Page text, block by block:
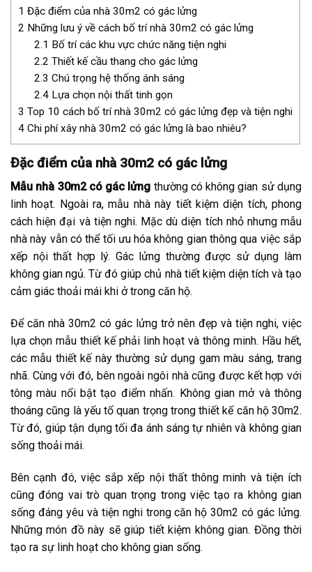
1 Đặc điểm của nhà 30m2 có gác lửng
2 Những lưu ý về cách bố trí nhà 30m2 có gác lửng
2.1 Bố trí các khu vực chức năng tiện nghi
2.2 Thiết kế cầu thang cho gác lửng
2.3 Chú trọng hệ thống ánh sáng
2.4Lựa chọn nội thất tinh gọn
3 Top 10 cách bố trí nhà 30m2 có gác lửng đẹp và tiện nghi
4 Chi phí xây nhà 30m2 có gác lửng là bao nhiêu?
Đặc điểm của nhà 30m2 có gác lửng
Mẫu nhà 30m2 có gác lửng thường có không gian sử dụng
linh hoạt. Ngoài ra, mẫu nhà này tiết kiệm diện tích, phong
cách hiện đại và tiện nghi. Mặc dù diện tích nhỏ nhưng mẫu
nhà này vẫn có thể tối ưu hóa không gian thông qua việc sắp
xếp nội thất hợp lý. Gác lửng thường được sử dụng làm
không gian ngủ. Từ đó giúp chủ nhà tiết kiệm diện tích và tạo
cảm giác thoải mái khi ở trong căn hộ.
Để căn nhà 30m2 có gác lửng trở nên đẹp và tiện nghi, việc
lựa chọn mẫu thiết kế phải linh hoạt và thông minh. Hầu hết,
các mẫu thiết kế này thường sử dụng gam màu sáng, trang
nhã. Cùng với đó, bên ngoài ngôi nhà cũng được kết hợp với
tông màu nổi bật tạo điểm nhấn. Không gian mở và thông
thoáng cũng là yếu tố quan trọng trong thiết kế căn hộ 30m2.
Từ đó, giúp tận dụng tối đa ánh sáng tự nhiên và không gian
sống thoải mái.
Bên cạnh đó, việc sắp xếp nội thất thông minh và tiện ích
cũng đóng vai trò quan trọng trong việc tạo ra không gian
sống đáng yêu và tiện nghi trong căn hộ 30m2 có gác lửng.
Những món đồ này sẽ giúp tiết kiệm không gian. Đồng thời
tạo ra sự linh hoạt cho không gian sống.